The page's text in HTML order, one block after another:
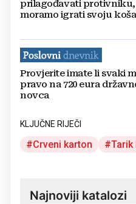
prilagođavati protivniku,
moramo igrati svoju
Provjerite imate li svaki
pravo na 720 eura
novca
KLJUČNE RIJEČI
Crveni karton Tarik